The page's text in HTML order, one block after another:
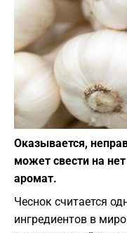
Оказывается,
может свести на
аромат.
Чеснок считается
ингредиентов в